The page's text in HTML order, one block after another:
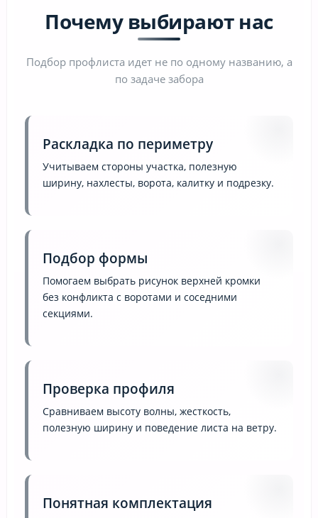
Почему выбирают нас
Подбор профлиста идет не по одному названию, а
по задаче забора
Раскладка по периметру
Учитываем стороны участка, полезную
ширину, нахлесты, ворота, калитку и подрезку.
Подбор формы
Помогаем выбрать рисунок верхней кромки
без конфликта с воротами и соседними
секциями.
Проверка профиля
Сравниваем высоту волны, жесткость,
полезную ширину и поведение листа на ветру.
Понятная комплектация